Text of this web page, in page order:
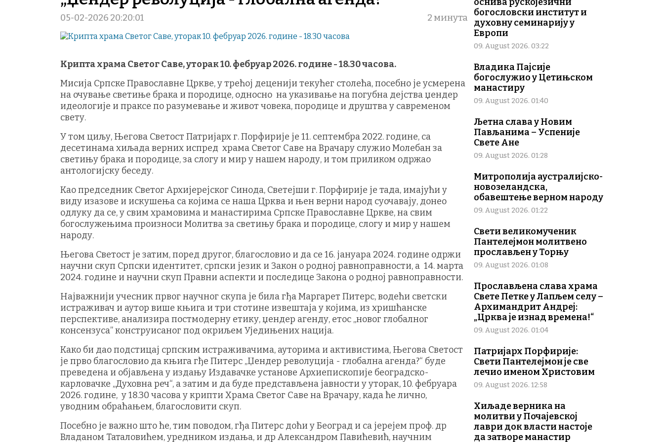
05-02-2026 20:20:01 2 минута
Крипта храма Светог Саве, уторак 10. фебруар 2026. године - 18.30 часова.
Мисија Српске Православне Цркве, у трећој деценији текућег столећа, посебно је усмерена
на очување светиње брака и породице, односно на указивање на погубна дејства џендер
идеологије и праксе по разумевање и живот човека, породице и друштва у савременом
свету.
У том циљу, Његова Светост Патријарх г. Порфирије је 11. септембра 2022. године, са
десетинама хиљада верних испред храма Светог Саве на Врачару служио Молебан за
светињу брака и породице, за слогу и мир у нашем народу, и том приликом одржао
антологијску беседу.
Као председник Светог Архијерејског Синода, Светејши г. Порфирије је тада, имајући у
виду изазове и искушења са којима се наша Црква и њен верни народ суочавају, донео
одлуку да се, у свим храмовима и манастирима Српске Православне Цркве, на свим
богослужењима произноси Молитва за светињу брака и породице, слогу и мир у нашем
народу.
Његова Светост је затим, поред другог, благословио и да се 16. јануара 2024. године одржи
научни скуп Српски идентитет, српски језик и Закон о родној равноправности, а 14. марта
2024. године и научни скуп Правни аспекти и последице Закона о родној равноправности.
Најважнији учесник првог научног скупа је била гђа Маргарет Питерс, водећи светски
истраживач и аутор више књига и три стотине извештаја у којима, из хришћанске
перспективе, анализира постмодерну етику, џендер агенду, етос „новог глобалног
консензуса” конструисаног под окриљем Уједињених нација.
Како би дао подстицај српским истраживачима, ауторима и активистима, Његова Светост
је прво благословио да књига гђе Питерс „Џендер револуција - глобална агенда?“ буде
преведена и објављена у издању Издавачке установе Архиепископије београдско-
карловачке „Духовна реч“, а затим и да буде представљена јавности у уторак, 10. фебруара
2026. године, у 18.30 часова у крипти Храма Светог Саве на Врачару, када ће лично,
уводним обраћањем, благословити скуп.
Посебно је важно што ће, тим поводом, гђа Питерс доћи у Београд и са јерејем проф. др
Владаном Таталовићем, уредником издања, и др Александром Павићевић, научним
богословски институт и
духовну семинарију у
Европи
09. August 2026. 03:22
Владика Пајсије
богослужио у Цетињском
манастиру
09. August 2026. 01:40
Љетна слава у Новим
Пављанима – Успеније
Свете Ане
09. August 2026. 01:28
Митрополија аустралијско-
новозеландска,
обавештење верном народу
09. August 2026. 01:22
Свети великомученик
Пантелејмон молитвено
прослављен у Торњу
09. August 2026. 01:08
Прослављена слава храма
Свете Петке у Лапљем селу –
Архимандрит Андреј:
„Црква је изнад времена!“
09. August 2026. 01:04
Патријарх Порфирије:
Свети Пантелејмон је све
лечио именом Христовим
09. August 2026. 12:58
Хиљаде верника на
молитви у Почајевској
лаври док власти настоје
да затворе манастир